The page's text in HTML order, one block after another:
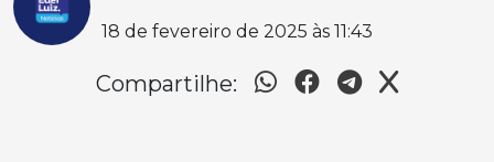
18 de fevereiro de 2025 às 11:43
Compartilhe: